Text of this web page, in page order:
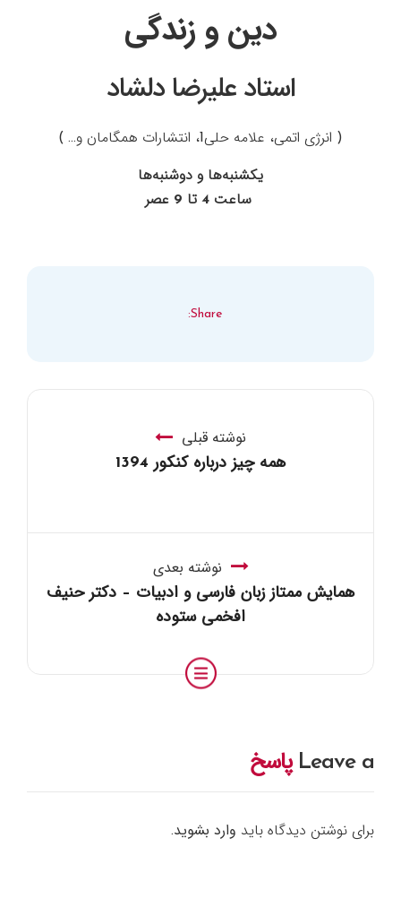
دین و زندگی
استاد علیرضا دلشاد
( انرژی اتمی، علامه حلی1، انتشارات همگامان و… )
یکشنبه‌ها و دوشنبه‌ها
ساعت 4 تا 9 عصر
Share:
نوشته قبلی
همه چیز درباره کنکور 1394
نوشته بعدی
همایش ممتاز زبان فارسی و ادبیات – دکتر حنیف
افخمی ستوده
Leave a پاسخ
برای نوشتن دیدگاه باید وارد بشوید.